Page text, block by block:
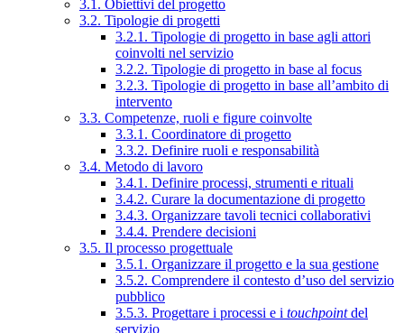
3.1. Obiettivi del progetto
3.2. Tipologie di progetti
3.2.1. Tipologie di progetto in base agli attori
coinvolti nel servizio
3.2.2. Tipologie di progetto in base al focus
3.2.3. Tipologie di progetto in base all’ambito di
intervento
3.3. Competenze, ruoli e figure coinvolte
3.3.1. Coordinatore di progetto
3.3.2. Definire ruoli e responsabilità
3.4. Metodo di lavoro
3.4.1. Definire processi, strumenti e rituali
3.4.2. Curare la documentazione di progetto
3.4.3. Organizzare tavoli tecnici collaborativi
3.4.4. Prendere decisioni
3.5. Il processo progettuale
3.5.1. Organizzare il progetto e la sua gestione
3.5.2. Comprendere il contesto d’uso del servizio
pubblico
3.5.3. Progettare i processi e i touchpointdel
servizio